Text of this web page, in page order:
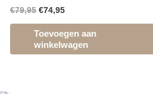
€79,95 €74,95
Toevoegen aan
winkelwagen